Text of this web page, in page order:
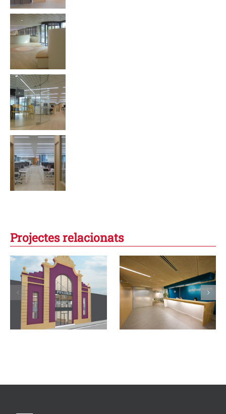
Projectes relacionats
Agència de
publicitat
Globalhealthcare
Oficines a la
Diagonal de
Barcelona